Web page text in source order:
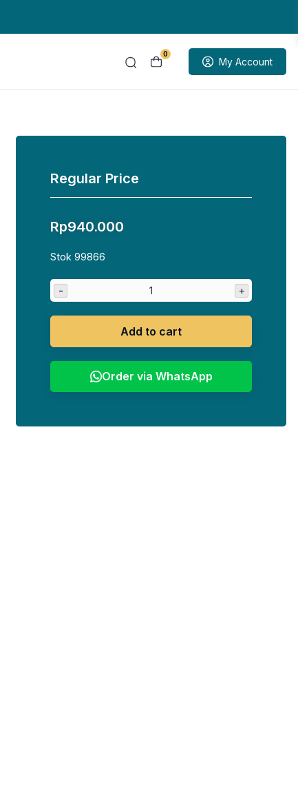
0
My Account
Regular Price
Rp940.000
Stok 99866
- +
Add to cart
Order via WhatsApp